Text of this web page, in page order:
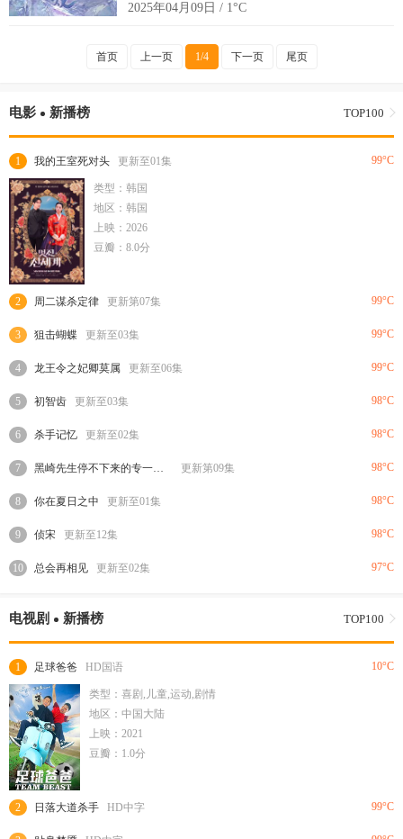
2025年04月09日 / 1°C
首页 上一页 1/4 下一页 尾页
电影 新播榜 TOP100
1 我的王室死对头 更新至01集 99°C
类型：韩国
地区：韩国
上映：2026
豆瓣：8.0分
2 周二谋杀定律 更新第07集 99°C
3 狙击蝴蝶 更新至03集 99°C
4 龙王令之妃卿莫属 更新至06集 99°C
5 初智齿 更新至03集 98°C
6 杀手记忆 更新至02集 98°C
7 黑崎先生停不下来的专一之爱 更新第09集 98°C
8 你在夏日之中 更新至01集 98°C
9 侦宋 更新至12集 98°C
10 总会再相见 更新至02集 97°C
电视剧 新播榜 TOP100
1 足球爸爸 HD国语 10°C
类型：喜剧,儿童,运动,剧情
地区：中国大陆
上映：2021
豆瓣：1.0分
2 日落大道杀手 HD中字 99°C